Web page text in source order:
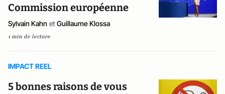
Commission européenne
Sylvain Kahn et Guillaume Klossa
1 min de lecture
IMPACT REEL
5 bonnes raisons de vous